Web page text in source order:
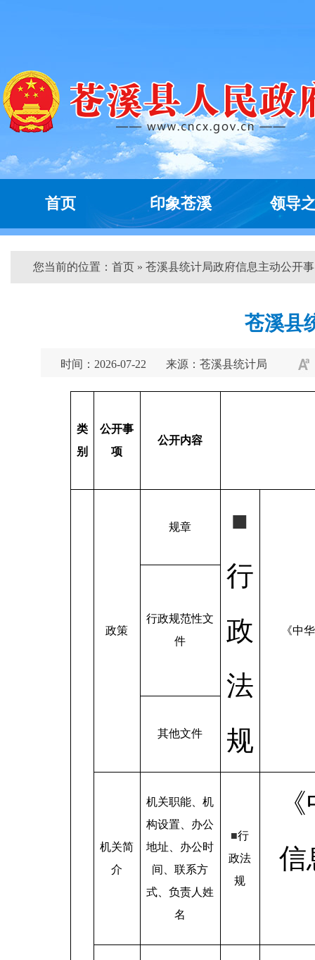
首页 印象苍溪 领导
您当前的位置： 首页 » 苍溪县统计局政府信息主动公开
苍溪县
时间：2026-07-22 来源：苍溪县统计局
类
别
公开事
项
公开内容
政策
规章
■
行
政
法
规
《中
行政规范性文
件
其他文件
机关简
介
机关职能、机
构设置、办公
地址、办公时
间、联系方
式、负责人姓
名
■行
政法
规
信